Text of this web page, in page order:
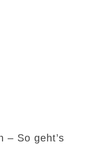
– So geht’s